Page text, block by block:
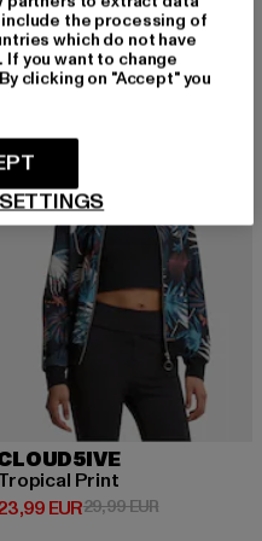
EUR
-20%
Print
EURPreis: 23,99 EUR
29,99 EURAktionspreis:
the processing of
which do not have
you want to change
clicking on "Accept" you